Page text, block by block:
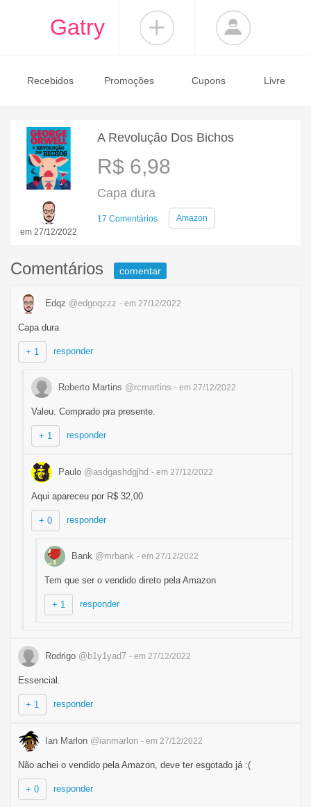
Gatry
Recebidos Promoções Cupons Livre
em 27/12/2022
A Revolução Dos Bichos
R$ 6,98
Capa dura
17 Comentários Amazon
Comentários comentar
Edqz @edgoqzzz - em 27/12/2022
Capa dura
+ 1 responder
Roberto Martins @rcmartins - em 27/12/2022
Valeu. Comprado pra presente.
+ 1 responder
Paulo @asdgashdgjhd - em 27/12/2022
Aqui apareceu por R$ 32,00
+ 0 responder
Bank @mrbank - em 27/12/2022
Tem que ser o vendido direto pela Amazon
+ 1 responder
Rodrigo @b1y1yad7 - em 27/12/2022
Essencial.
+ 1 responder
Ian Marlon @ianmarlon - em 27/12/2022
Não achei o vendido pela Amazon, deve ter esgotado já :(
+ 0 responder